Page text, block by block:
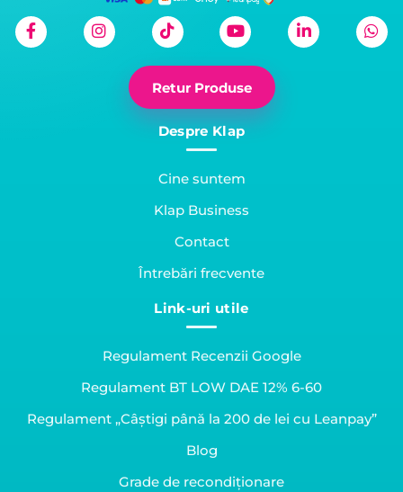
Retur Produse
Despre Klap
Cine suntem
Klap Business
Contact
Întrebări frecvente
Link-uri utile
Regulament Recenzii Google
Regulament BT LOW DAE 12% 6-60
Regulament „Câștigi până la 200 de lei cu Leanpay”
Blog
Grade de recondiționare